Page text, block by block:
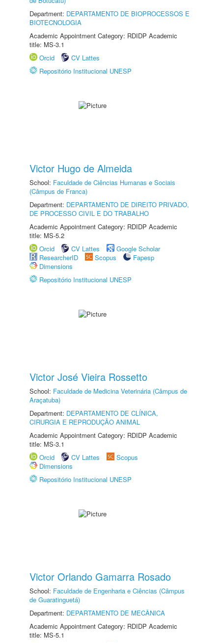
Department: DEPARTAMENTO DE BIOPROCESSOS E
BIOTECNOLOGIA
Academic Appointment Category: RDIDP Academic
title: MS-3.1
Orcid
CV Lattes
Repositório Institucional UNESP
Victor Hugo de Almeida
School: Faculdade de Ciências Humanas e Sociais
(Câmpus de Franca)
Department: DEPARTAMENTO DE DIREITO PRIVADO,
DE PROCESSO CIVIL E DO TRABALHO
Academic Appointment Category: RDIDP Academic
title: MS-5.2
Orcid
CV Lattes
Google Scholar
ResearcherID
Scopus
Fapesp
Dimensions
Repositório Institucional UNESP
Victor José Vieira Rossetto
School: Faculdade de Medicina Veterinária (Câmpus de
Araçatuba)
Department: DEPARTAMENTO DE CLÍNICA,
CIRURGIA E REPRODUÇÃO ANIMAL
Academic Appointment Category: RDIDP Academic
title: MS-3.1
Orcid
CV Lattes
Scopus
Dimensions
Repositório Institucional UNESP
Victor Orlando Gamarra Rosado
School: Faculdade de Engenharia e Ciências (Câmpus
de Guaratinguetá)
Department: DEPARTAMENTO DE MECÂNICA
Academic Appointment Category: RDIDP Academic
title: MS-5.1